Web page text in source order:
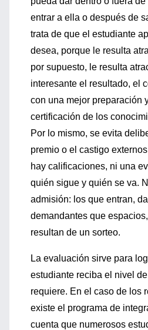
entrar a ella o después de
trata de que el estudiante
desea, porque le resulta
por supuesto, le resulta
interesante el resultado, el
con una mejor preparación
certificación de los
Por lo mismo, se evita
premio o el castigo
hay calificaciones, ni una
quién sigue y quién se va.
admisión: los que entran,
demandantes que
resultan de un sorteo.
La evaluación sirve para
estudiante reciba el nivel
requiere. En el caso de los
existe el programa de
cuenta que numerosos